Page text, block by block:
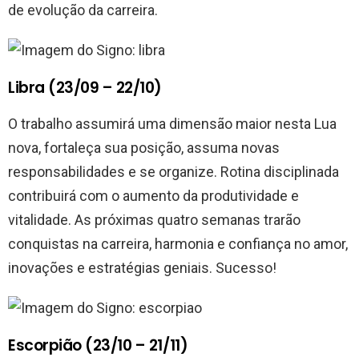
de evolução da carreira.
Libra (23/09 – 22/10)
O trabalho assumirá uma dimensão maior nesta Lua
nova, fortaleça sua posição, assuma novas
responsabilidades e se organize. Rotina disciplinada
contribuirá com o aumento da produtividade e
vitalidade. As próximas quatro semanas trarão
conquistas na carreira, harmonia e confiança no amor,
inovações e estratégias geniais. Sucesso!
Escorpião (23/10 – 21/11)